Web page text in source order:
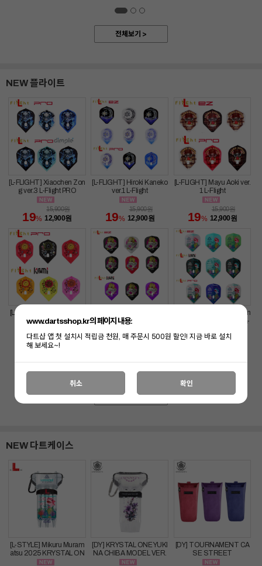
전체보기 >
NEW 플라이트
[L-FLIGHT] Xiaochen Zon
g ver.3 L-Flight PRO
19%
15,900원
12,900원
[L-FLIGHT] Hiroki Kaneko
ver.1 L-Flight
19%
15,900원
12,900원
[L-FLIGHT] Mayu Aoki ver.
1 L-Flight
19%
15,900원
12,900원
[L-FLIGHT] Mao Takahas
hi ver.2 L-Flight
19%
15,900 원
12,900
o ver.1 L-Flight
15,900원
[L-FLIGHT] Mikuru Muram
atsu 2025 CHAMPION L-
15,900원
전체보기 >
NEW 다트케이스
[L-STYLE] Mikuru Muram
atsu 2025 KRYSTAL ON
E Clear
[DY] KRYSTAL ONE YUKI
NA CHIBA MODEL VER.
2
[DY] TOURNAMENT CA
SE STREET
www.dartsshop.kr의 페이지 내용:
다트샵 앱 첫 설치시 적립금 천원, 매 주문시 500원 할인! 지금 바로 설치
해 보세요~!
취소 확인